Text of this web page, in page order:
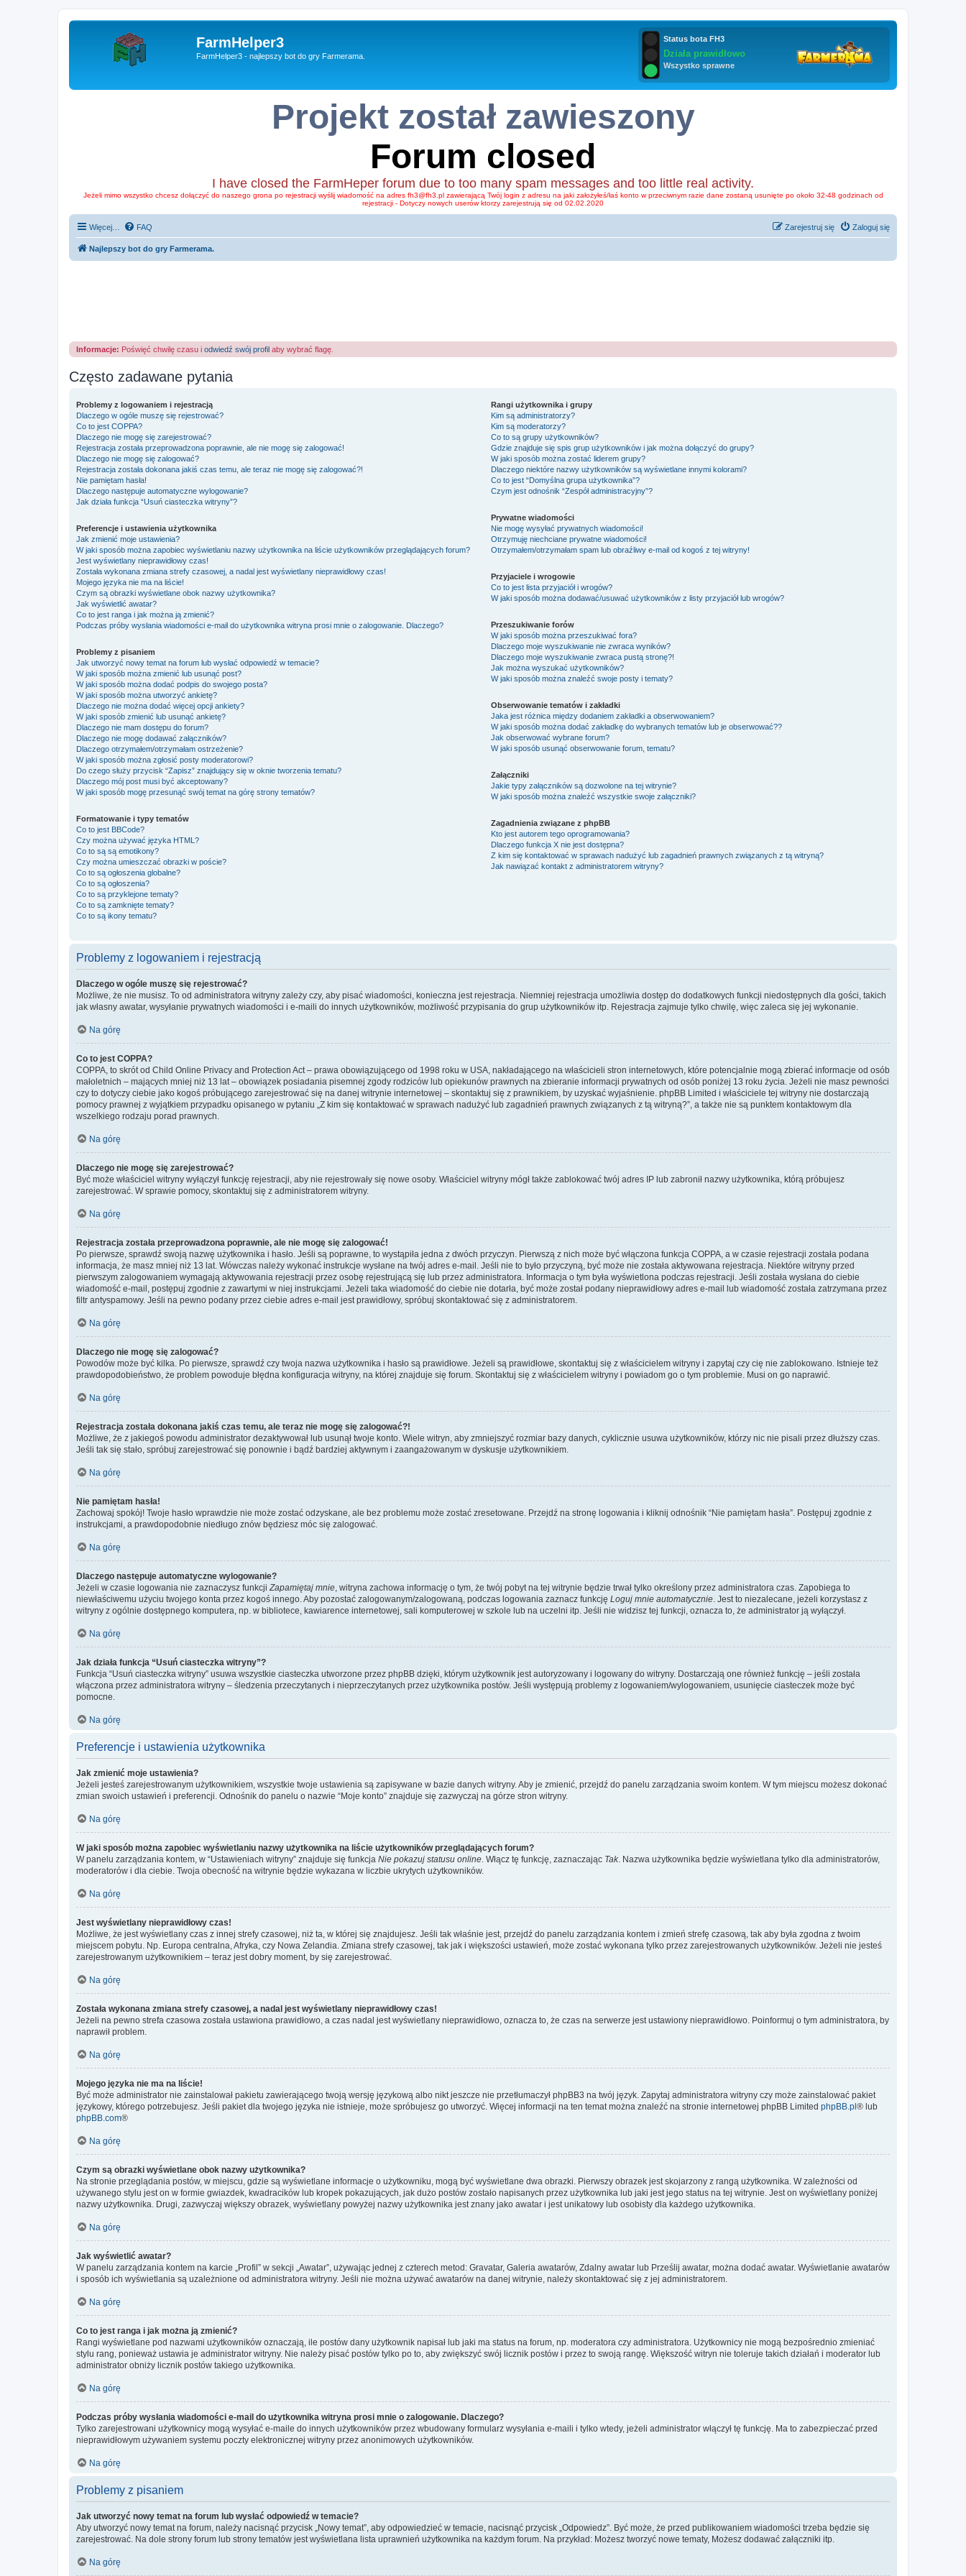
FarmHelper3
FarmHelper3 - najlepszy bot do gry Farmerama.
Projekt został zawieszony
Forum closed
I have closed the FarmHeper forum due to too many spam messages and too little real activity.
Jeżeli mimo wszystko chcesz dołączyć do naszego grona po rejestracji wyślij wiadomość na adres fh3@fh3.pl zawierającą Twój login z adresu na jaki założyłeś/łaś konto w przeciwnym razie dane zostaną usunięte po około 32-48 godzinach od
rejestracji - Dotyczy nowych userów ktorzy zarejestrują się od 02.02.2020
Więcej… FAQ Zaloguj się
Zarejestruj się
Najlepszy bot do gry Farmerama.
Informacje: Poświęć chwilę czasu i odwiedź swój profil aby wybrać flagę.
Często zadawane pytania
Problemy z logowaniem i rejestracją
Dlaczego w ogóle muszę się rejestrować?
Co to jest COPPA?
Dlaczego nie mogę się zarejestrować?
Rejestracja została przeprowadzona poprawnie, ale nie mogę się zalogować!
Dlaczego nie mogę się zalogować?
Rejestracja została dokonana jakiś czas temu, ale teraz nie mogę się zalogować?!
Nie pamiętam hasła!
Dlaczego następuje automatyczne wylogowanie?
Jak działa funkcja “Usuń ciasteczka witryny”?
Preferencje i ustawienia użytkownika
Jak zmienić moje ustawienia?
W jaki sposób można zapobiec wyświetlaniu nazwy użytkownika na liście użytkowników przeglądających forum?
Jest wyświetlany nieprawidłowy czas!
Została wykonana zmiana strefy czasowej, a nadal jest wyświetlany nieprawidłowy czas!
Mojego języka nie ma na liście!
Czym są obrazki wyświetlane obok nazwy użytkownika?
Jak wyświetlić awatar?
Co to jest ranga i jak można ją zmienić?
Podczas próby wysłania wiadomości e-mail do użytkownika witryna prosi mnie o zalogowanie. Dlaczego?
Problemy z pisaniem
Jak utworzyć nowy temat na forum lub wysłać odpowiedź w temacie?
W jaki sposób można zmienić lub usunąć post?
W jaki sposób można dodać podpis do swojego posta?
W jaki sposób można utworzyć ankietę?
Dlaczego nie można dodać więcej opcji ankiety?
W jaki sposób zmienić lub usunąć ankietę?
Dlaczego nie mam dostępu do forum?
Dlaczego nie mogę dodawać załączników?
Dlaczego otrzymałem/otrzymałam ostrzeżenie?
W jaki sposób można zgłosić posty moderatorowi?
Do czego służy przycisk “Zapisz” znajdujący się w oknie tworzenia tematu?
Dlaczego mój post musi być akceptowany?
W jaki sposób mogę przesunąć swój temat na górę strony tematów?
Formatowanie i typy tematów
Co to jest BBCode?
Czy można używać języka HTML?
Co to są są emotikony?
Czy można umieszczać obrazki w poście?
Co to są ogłoszenia globalne?
Co to są ogłoszenia?
Co to są przyklejone tematy?
Co to są zamknięte tematy?
Co to są ikony tematu?
Rangi użytkownika i grupy
Kim są administratorzy?
Kim są moderatorzy?
Co to są grupy użytkowników?
Gdzie znajduje się spis grup użytkowników i jak można dołączyć do grupy?
W jaki sposób można zostać liderem grupy?
Dlaczego niektóre nazwy użytkowników są wyświetlane innymi kolorami?
Co to jest “Domyślna grupa użytkownika”?
Czym jest odnośnik “Zespół administracyjny”?
Prywatne wiadomości
Nie mogę wysyłać prywatnych wiadomości!
Otrzymuję niechciane prywatne wiadomości!
Otrzymałem/otrzymałam spam lub obraźliwy e-mail od kogoś z tej witryny!
Przyjaciele i wrogowie
Co to jest lista przyjaciół i wrogów?
W jaki sposób można dodawać/usuwać użytkowników z listy przyjaciół lub wrogów?
Przeszukiwanie forów
W jaki sposób można przeszukiwać fora?
Dlaczego moje wyszukiwanie nie zwraca wyników?
Dlaczego moje wyszukiwanie zwraca pustą stronę?!
Jak można wyszukać użytkowników?
W jaki sposób można znaleźć swoje posty i tematy?
Obserwowanie tematów i zakładki
Jaka jest różnica między dodaniem zakładki a obserwowaniem?
W jaki sposób można dodać zakładkę do wybranych tematów lub je obserwować??
Jak obserwować wybrane forum?
W jaki sposób usunąć obserwowanie forum, tematu?
Załączniki
Jakie typy załączników są dozwolone na tej witrynie?
W jaki sposób można znaleźć wszystkie swoje załączniki?
Zagadnienia związane z phpBB
Kto jest autorem tego oprogramowania?
Dlaczego funkcja X nie jest dostępna?
Z kim się kontaktować w sprawach nadużyć lub zagadnień prawnych związanych z tą witryną?
Jak nawiązać kontakt z administratorem witryny?
Problemy z logowaniem i rejestracją
Dlaczego w ogóle muszę się rejestrować?
Możliwe, że nie musisz. To od administratora witryny zależy czy, aby pisać wiadomości, konieczna jest rejestracja. Niemniej rejestracja umożliwia dostęp do dodatkowych funkcji niedostępnych dla gości, takich
jak własny awatar, wysyłanie prywatnych wiadomości i e-maili do innych użytkowników, możliwość przypisania do grup użytkowników itp. Rejestracja zajmuje tylko chwilę, więc zaleca się jej wykonanie.
Na górę
Co to jest COPPA?
COPPA, to skrót od Child Online Privacy and Protection Act – prawa obowiązującego od 1998 roku w USA, nakładającego na właścicieli stron internetowych, które potencjalnie mogą zbierać informacje od osób
małoletnich – mających mniej niż 13 lat – obowiązek posiadania pisemnej zgody rodziców lub opiekunów prawnych na zbieranie informacji prywatnych od osób poniżej 13 roku życia. Jeżeli nie masz pewności
czy to dotyczy ciebie jako kogoś próbującego zarejestrować się na danej witrynie internetowej – skontaktuj się z prawnikiem, by uzyskać wyjaśnienie. phpBB Limited i właściciele tej witryny nie dostarczają
pomocy prawnej z wyjątkiem przypadku opisanego w pytaniu „Z kim się kontaktować w sprawach nadużyć lub zagadnień prawnych związanych z tą witryną?”, a także nie są punktem kontaktowym dla
wszelkiego rodzaju porad prawnych.
Na górę
Dlaczego nie mogę się zarejestrować?
Być może właściciel witryny wyłączył funkcję rejestracji, aby nie rejestrowały się nowe osoby. Właściciel witryny mógł także zablokować twój adres IP lub zabronił nazwy użytkownika, którą próbujesz
zarejestrować. W sprawie pomocy, skontaktuj się z administratorem witryny.
Na górę
Rejestracja została przeprowadzona poprawnie, ale nie mogę się zalogować!
Po pierwsze, sprawdź swoją nazwę użytkownika i hasło. Jeśli są poprawne, to wystąpiła jedna z dwóch przyczyn. Pierwszą z nich może być włączona funkcja COPPA, a w czasie rejestracji została podana
informacja, że masz mniej niż 13 lat. Wówczas należy wykonać instrukcje wysłane na twój adres e-mail. Jeśli nie to było przyczyną, być może nie została aktywowana rejestracja. Niektóre witryny przed
pierwszym zalogowaniem wymagają aktywowania rejestracji przez osobę rejestrującą się lub przez administratora. Informacja o tym była wyświetlona podczas rejestracji. Jeśli została wysłana do ciebie
wiadomość e-mail, postępuj zgodnie z zawartymi w niej instrukcjami. Jeżeli taka wiadomość do ciebie nie dotarła, być może został podany nieprawidłowy adres e-mail lub wiadomość została zatrzymana przez
filtr antyspamowy. Jeśli na pewno podany przez ciebie adres e-mail jest prawidłowy, spróbuj skontaktować się z administratorem.
Na górę
Dlaczego nie mogę się zalogować?
Powodów może być kilka. Po pierwsze, sprawdź czy twoja nazwa użytkownika i hasło są prawidłowe. Jeżeli są prawidłowe, skontaktuj się z właścicielem witryny i zapytaj czy cię nie zablokowano. Istnieje też
prawdopodobieństwo, że problem powoduje błędna konfiguracja witryny, na której znajduje się forum. Skontaktuj się z właścicielem witryny i powiadom go o tym problemie. Musi on go naprawić.
Na górę
Rejestracja została dokonana jakiś czas temu, ale teraz nie mogę się zalogować?!
Możliwe, że z jakiegoś powodu administrator dezaktywował lub usunął twoje konto. Wiele witryn, aby zmniejszyć rozmiar bazy danych, cyklicznie usuwa użytkowników, którzy nic nie pisali przez dłuższy czas.
Jeśli tak się stało, spróbuj zarejestrować się ponownie i bądź bardziej aktywnym i zaangażowanym w dyskusje użytkownikiem.
Na górę
Nie pamiętam hasła!
Zachowaj spokój! Twoje hasło wprawdzie nie może zostać odzyskane, ale bez problemu może zostać zresetowane. Przejdź na stronę logowania i kliknij odnośnik “Nie pamiętam hasła”. Postępuj zgodnie z
instrukcjami, a prawdopodobnie niedługo znów będziesz móc się zalogować.
Na górę
Dlaczego następuje automatyczne wylogowanie?
Jeżeli w czasie logowania nie zaznaczysz funkcjiZapamiętaj mnie, witryna zachowa informację o tym, że twój pobyt na tej witrynie będzie trwał tylko określony przez administratora czas. Zapobiega to
niewłaściwemu użyciu twojego konta przez kogoś innego. Aby pozostać zalogowanym/zalogowaną, podczas logowania zaznacz funkcję Loguj mnie automatycznie. Jest to niezalecane, jeżeli korzystasz z
witryny z ogólnie dostępnego komputera, np. w bibliotece, kawiarence internetowej, sali komputerowej w szkole lub na uczelni itp. Jeśli nie widzisz tej funkcji, oznacza to, że administrator ją wyłączył.
Na górę
Jak działa funkcja “Usuń ciasteczka witryny”?
Funkcja “Usuń ciasteczka witryny” usuwa wszystkie ciasteczka utworzone przez phpBB dzięki, którym użytkownik jest autoryzowany i logowany do witryny. Dostarczają one również funkcję – jeśli została
włączona przez administratora witryny – śledzenia przeczytanych i nieprzeczytanych przez użytkownika postów. Jeśli występują problemy z logowaniem/wylogowaniem, usunięcie ciasteczek może być
pomocne.
Na górę
Preferencje i ustawienia użytkownika
Jak zmienić moje ustawienia?
Jeżeli jesteś zarejestrowanym użytkownikiem, wszystkie twoje ustawienia są zapisywane w bazie danych witryny. Aby je zmienić, przejdź do panelu zarządzania swoim kontem. W tym miejscu możesz dokonać
zmian swoich ustawień i preferencji. Odnośnik do panelu o nazwie “Moje konto” znajduje się zazwyczaj na górze stron witryny.
Na górę
W jaki sposób można zapobiec wyświetlaniu nazwy użytkownika na liście użytkowników przeglądających forum?
W panelu zarządzania kontem, w “Ustawieniach witryny” znajduje się funkcja Nie pokazuj statusu online. Włącz tę funkcję, zaznaczając Tak. Nazwa użytkownika będzie wyświetlana tylko dla administratorów,
moderatorów i dla ciebie. Twoja obecność na witrynie będzie wykazana w liczbie ukrytych użytkowników.
Na górę
Jest wyświetlany nieprawidłowy czas!
Możliwe, że jest wyświetlany czas z innej strefy czasowej, niż ta, w której się znajdujesz. Jeśli tak właśnie jest, przejdź do panelu zarządzania kontem i zmień strefę czasową, tak aby była zgodna z twoim
miejscem pobytu. Np. Europa centralna, Afryka, czy Nowa Zelandia. Zmiana strefy czasowej, tak jak i większości ustawień, może zostać wykonana tylko przez zarejestrowanych użytkowników. Jeżeli nie jesteś
zarejestrowanym użytkownikiem – teraz jest dobry moment, by się zarejestrować.
Na górę
Została wykonana zmiana strefy czasowej, a nadal jest wyświetlany nieprawidłowy czas!
Jeżeli na pewno strefa czasowa została ustawiona prawidłowo, a czas nadal jest wyświetlany nieprawidłowo, oznacza to, że czas na serwerze jest ustawiony nieprawidłowo. Poinformuj o tym administratora, by
naprawił problem.
Na górę
Mojego języka nie ma na liście!
Być może administrator nie zainstalował pakietu zawierającego twoją wersję językową albo nikt jeszcze nie przetłumaczył phpBB3 na twój język. Zapytaj administratora witryny czy może zainstalować pakiet
językowy, którego potrzebujesz. Jeśli pakiet dla twojego języka nie istnieje, może spróbujesz go utworzyć. Więcej informacji na ten temat można znaleźć na stronie internetowej phpBB Limited phpBB.pl ® lub
phpBB.com®
Na górę
Czym są obrazki wyświetlane obok nazwy użytkownika?
Na stronie przeglądania postów, w miejscu, gdzie są wyświetlane informacje o użytkowniku, mogą być wyświetlane dwa obrazki. Pierwszy obrazek jest skojarzony z rangą użytkownika. W zależności od
używanego stylu jest on w formie gwiazdek, kwadracików lub kropek pokazujących, jak dużo postów zostało napisanych przez użytkownika lub jaki jest jego status na tej witrynie. Jest on wyświetlany poniżej
nazwy użytkownika. Drugi, zazwyczaj większy obrazek, wyświetlany powyżej nazwy użytkownika jest znany jako awatar i jest unikatowy lub osobisty dla każdego użytkownika.
Na górę
Jak wyświetlić awatar?
W panelu zarządzania kontem na karcie „Profil” w sekcji „Awatar”, używając jednej z czterech metod: Gravatar, Galeria awatarów, Zdalny awatar lub Prześlij awatar, można dodać awatar. Wyświetlanie awatarów
i sposób ich wyświetlania są uzależnione od administratora witryny. Jeśli nie można używać awatarów na danej witrynie, należy skontaktować się z jej administratorem.
Na górę
Co to jest ranga i jak można ją zmienić?
Rangi wyświetlane pod nazwami użytkowników oznaczają, ile postów dany użytkownik napisał lub jaki ma status na forum, np. moderatora czy administratora. Użytkownicy nie mogą bezpośrednio zmieniać
stylu rang, ponieważ ustawia je administrator witryny. Nie należy pisać postów tylko po to, aby zwiększyć swój licznik postów i przez to swoją rangę. Większość witryn nie toleruje takich działań i moderator lub
administrator obniży licznik postów takiego użytkownika.
Na górę
Podczas próby wysłania wiadomości e-mail do użytkownika witryna prosi mnie o zalogowanie. Dlaczego?
Tylko zarejestrowani użytkownicy mogą wysyłać e-maile do innych użytkowników przez wbudowany formularz wysyłania e-maili i tylko wtedy, jeżeli administrator włączył tę funkcję. Ma to zabezpieczać przed
nieprawidłowym używaniem systemu poczty elektronicznej witryny przez anonimowych użytkowników.
Na górę
Problemy z pisaniem
Jak utworzyć nowy temat na forum lub wysłać odpowiedź w temacie?
Aby utworzyć nowy temat na forum, należy nacisnąć przycisk „Nowy temat”, aby odpowiedzieć w temacie, nacisnąć przycisk „Odpowiedz”. Być może, że przed publikowaniem wiadomości trzeba będzie się
zarejestrować. Na dole strony forum lub strony tematów jest wyświetlana lista uprawnień użytkownika na każdym forum. Na przykład: Możesz tworzyć nowe tematy, Możesz dodawać załączniki itp.
Na górę